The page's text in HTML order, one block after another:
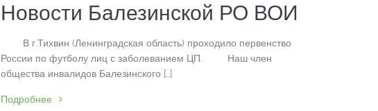
Новости Балезинской РО ВОИ
В г.Тихвин (Ленинградская область) проходило первенство
России по футболу лиц с заболеванием ЦП. Наш член
общества инвалидов Балезинского […]
Подробнее